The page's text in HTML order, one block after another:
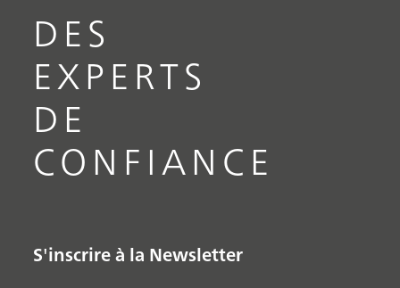
DES
EXPERTS
DE
CONFIANCE
S'inscrire à la Newsletter